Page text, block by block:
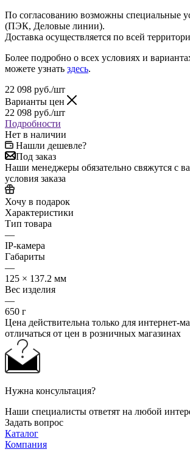
По согласованию возможны специальные
(ПЭК, Деловые линии).
Доставка осуществляется по всей
Более подробно о всех условиях и
можете узнать здесь.
22 098 руб./шт
Варианты цен
22 098 руб./шт
Подробности
Нет в наличии
Нашли дешевле?
Под заказ
Наши менеджеры обязательно свяжутся с
условия заказа
Хочу в подарок
Характеристики
Тип товара
—
IP-камера
Габариты
—
125 × 137.2 мм
Вес изделия
—
650 г
Цена действительна только для интернет-
отличаться от цен в розничных магазинах
Нужна консультация?
Наши специалисты ответят на любой
Задать вопрос
Каталог
Компания